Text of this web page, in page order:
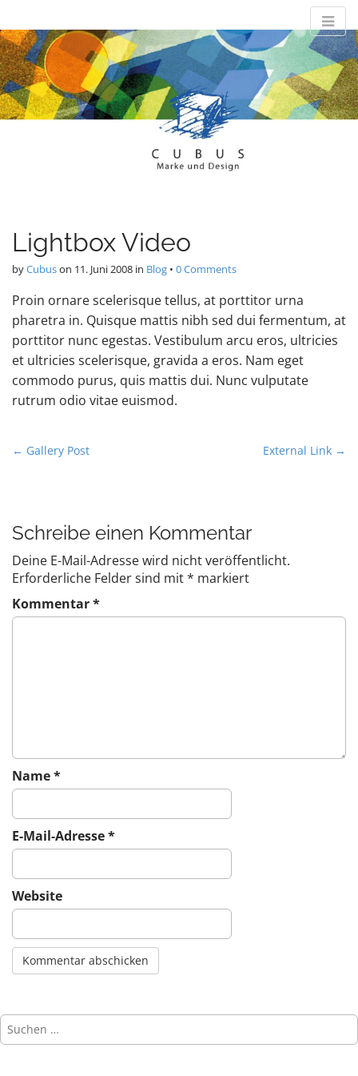
Cubus-Design
Marke und Design
M
a
i
n
m
k
i
p
t
o
tLightbox Video
byCubuson 11. Juni 2008 in Blog • 0 Comments
Proin ornare scelerisque tellus, at porttitor urna
pharetra in. Quisque mattis nibh sed dui fermentum, at
porttitor nunc egestas. Vestibulum arcu eros, ultricies
et ultricies scelerisque, gravida a eros. Nam eget
commodo purus, quis mattis dui. Nunc vulputate
rutrum odio vitae euismod.
P
n
a
v
i
g
← Gallery Post External Link →
Schreibe einen Kommentar
Deine E-Mail-Adresse wird nicht veröffentlicht.
Erforderliche Felder sind mit* markiert
Kommentar*
Name*
E-Mail-Adresse*
Website
Suchen
nach: